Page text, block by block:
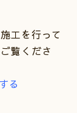
工を行って
覧くださ
る